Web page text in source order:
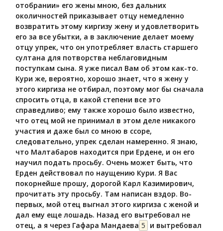
отобрании» его жены мною, без дальних
околичностей приказывает отцу немедленно
возвратить этому киргизу жену и удовлетворить
его за все убытки, а в заключение делает моему
отцу упрек, что он употребляет власть старшего
султана для потворства неблаговидным
поступкам сына. Я уже писал Вам об этом как-то.
Кури же, вероятно, хорошо знает, что я жену у
этого киргиза не отбирал, поэтому мог бы сначала
спросить отца, в какой степени все это
справедливо; ему также хорошо было известно,
что отец мой не принимал в этом деле никакого
участия и даже был со мною в ссоре,
следовательно, упрек сделан намеренно. Я знаю,
что Малтабаров находится при Ердене, и он его
научил подать просьбу. Очень может быть, что
Ерден действовал по наущению Кури. Я Вас
покорнейше прошу, дорогой Карл Казимирович,
прочитать эту просьбу. Там написан вздор. Во-
первых, мой отец выгнал этого киргиза с женой и
дал ему еще лошадь. Назад его вытребовал не
отец, а я через Гафара Мандаева 5 и вытребовал